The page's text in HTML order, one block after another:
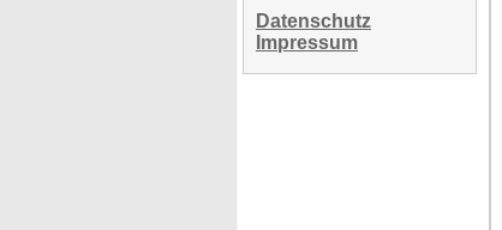
Datenschutz
Impressum